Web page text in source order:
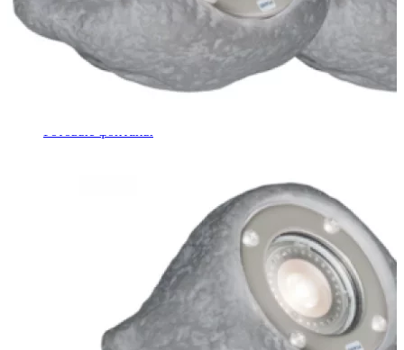
Корзина
Пешеходные модули